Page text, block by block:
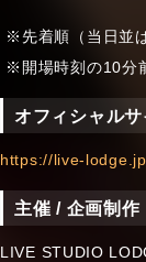
先着順（当日並
開場時刻の10分
オフィシャルサ
https://live-
主催 / 企画制作
LIVE STUDIO